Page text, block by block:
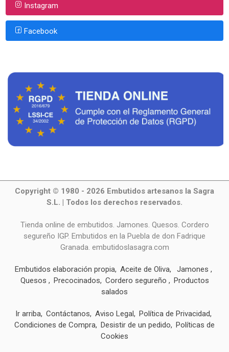
Instagram
Facebook
Copyright © 1980 - 2026 Embutidos artesanos la Sagra
S.L. | Todos los derechos reservados.
Tienda online de embutidos. Jamones. Quesos. Cordero
segureño IGP. Embutidos en la Puebla de don Fadrique
Granada. embutidoslasagra.com
Embutidos elaboración propia Aceite de Oliva
Jamones
Quesos
Precocinados Cordero segureño
Productos
salados
Ir arriba Contáctanos Aviso Legal
Política de Privacidad
Condiciones de Compra Desistir de un pedido
Políticas de
Cookies